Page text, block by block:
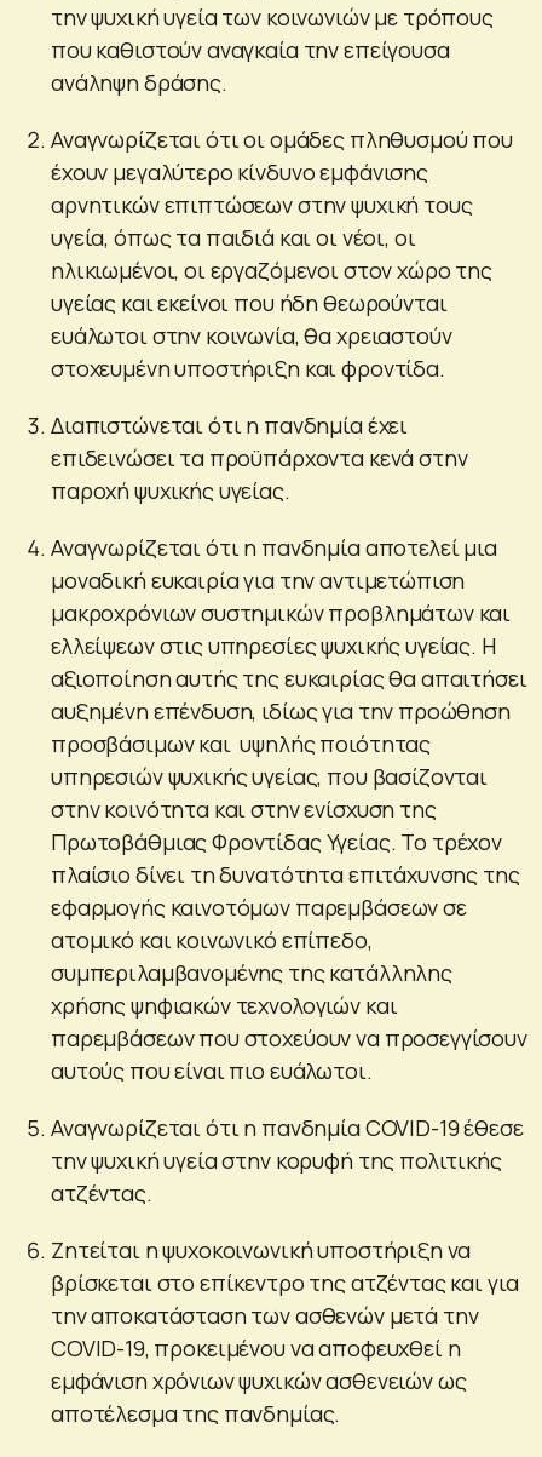
την ψυχική υγεία των κοινωνιών με τρόπους
που καθιστούν αναγκαία την επείγουσα
ανάληψη δράσης.
Αναγνωρίζεται ότι οι ομάδες πληθυσμού που
έχουν μεγαλύτερο κίνδυνο εμφάνισης
αρνητικών επιπτώσεων στην ψυχική τους
υγεία, όπως τα παιδιά και οι νέοι, οι
ηλικιωμένοι, οι εργαζόμενοι στον χώρο της
υγείας και εκείνοι που ήδη θεωρούνται
ευάλωτοι στην κοινωνία, θα χρειαστούν
στοχευμένη υποστήριξη και φροντίδα.
Διαπιστώνεται ότι η πανδημία έχει
επιδεινώσει τα προϋπάρχοντα κενά στην
παροχή ψυχικής υγείας.
Αναγνωρίζεται ότι η πανδημία αποτελεί μια
μοναδική ευκαιρία για την αντιμετώπιση
μακροχρόνιων συστημικών προβλημάτων και
ελλείψεων στις υπηρεσίες ψυχικής υγείας. Η
αξιοποίηση αυτής της ευκαιρίας θα απαιτήσει
αυξημένη επένδυση, ιδίως για την προώθηση
προσβάσιμων και υψηλής ποιότητας
υπηρεσιών ψυχικής υγείας, που βασίζονται
στην κοινότητα και στην ενίσχυση της
Πρωτοβάθμιας Φροντίδας Υγείας. Το τρέχον
πλαίσιο δίνει τη δυνατότητα επιτάχυνσης της
εφαρμογής καινοτόμων παρεμβάσεων σε
ατομικό και κοινωνικό επίπεδο,
συμπεριλαμβανομένης της κατάλληλης
χρήσης ψηφιακών τεχνολογιών και
παρεμβάσεων που στοχεύουν να προσεγγίσουν
αυτούς που είναι πιο ευάλωτοι.
Αναγνωρίζεται ότι η πανδημία COVID-19 έθεσε
την ψυχική υγεία στην κορυφή της πολιτικής
ατζέντας.
Ζητείται η ψυχοκοινωνική υποστήριξη να
βρίσκεται στο επίκεντρο της ατζέντας και για
την αποκατάσταση των ασθενών μετά την
COVID-19, προκειμένου να αποφευχθεί η
εμφάνιση χρόνιων ψυχικών ασθενειών ως
αποτέλεσμα της πανδημίας.